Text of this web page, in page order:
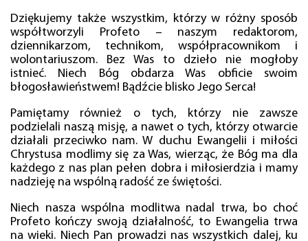
Dziękujemy także wszystkim, którzy w różny sposób
współtworzyli Profeto – naszym redaktorom,
dziennikarzom, technikom, współpracownikom i
wolontariuszom. Bez Was to dzieło nie mogłoby
istnieć. Niech Bóg obdarza Was obficie swoim
błogosławieństwem! Bądźcie blisko Jego Serca!
Pamiętamy również o tych, którzy nie zawsze
podzielali naszą misję, a nawet o tych, którzy otwarcie
działali przeciwko nam. W duchu Ewangelii i miłości
Chrystusa modlimy się za Was, wierząc, że Bóg ma dla
każdego z nas plan pełen dobra i miłosierdzia i mamy
nadzieję na wspólną radość ze świętości.
Niech nasza wspólna modlitwa nadal trwa, bo choć
Profeto kończy swoją działalność, to Ewangelia trwa
na wieki. Niech Pan prowadzi nas wszystkich dalej, ku